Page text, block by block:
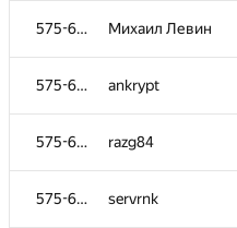
575-656 Михаил Левин
575-656 ankrypt
575-656 razg84
575-656 servrnk
575-656 Михаил Левин
575-656 ankrypt
575-656 razg84
575-656 servrnk